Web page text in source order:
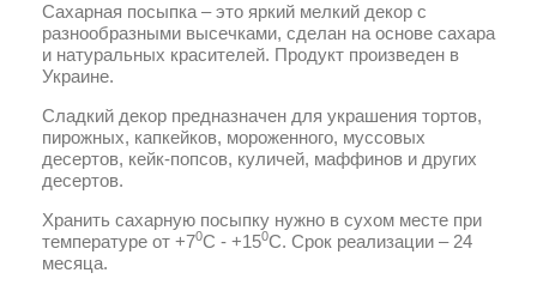
Сахарная посыпка – это яркий мелкий декор с
разнообразными высечками, сделан на основе сахара
и натуральных красителей. Продукт произведен в
Украине.
Сладкий декор предназначен для украшения тортов,
пирожных, капкейков, мороженного, муссовых
десертов, кейк-попсов, куличей, маффинов и других
десертов.
Хранить сахарную посыпку нужно в сухом месте при
температуре от +70С - +150С. Срок реализации – 24
месяца.